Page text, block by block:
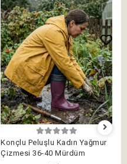
Konçlu Peluşlu Kadın Yağmur
Çizmesi 36-40 Mürdüm